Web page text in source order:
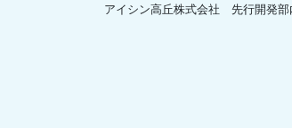
アイシン高丘株式会社 先行開発部